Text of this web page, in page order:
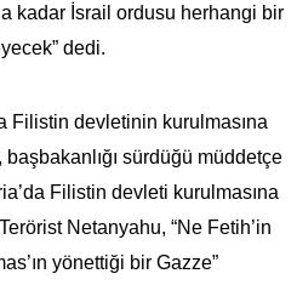
kadar İsrail ordusu herhangi bir
dedi.
Filistin devletinin kurulmasına
sürdüğü müddetçe
Filistin devleti kurulmasına
Netanyahu, “Ne Fetih’in
yönettiği bir Gazze”